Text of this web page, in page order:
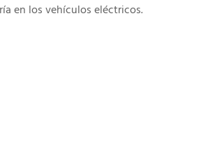
en los vehículos eléctricos.